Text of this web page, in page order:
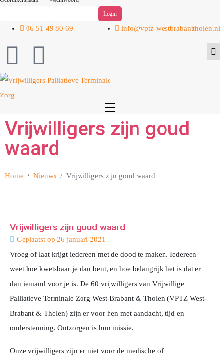
06 51 49 80 69 info@vptz-westbrabanttholen.nl
Vrijwilligers zijn goud
waard
Home Nieuws Vrijwilligers zijn goud waard
Vrijwilligers zijn goud waard
Geplaatst op 26 januari 2021
Vroeg of laat krijgt iedereen met de dood te maken. Iedereen
weet hoe kwetsbaar je dan bent, en hoe belangrijk het is dat er
dan iemand voor je is. De 60 vrijwilligers van Vrijwillige
Palliatieve Terminale Zorg West-Brabant & Tholen (VPTZ West-
Brabant & Tholen) zijn er voor hen met aandacht, tijd en
ondersteuning. Ontzorgen is hun missie.
Onze vrijwilligers zijn er niet voor de medische of